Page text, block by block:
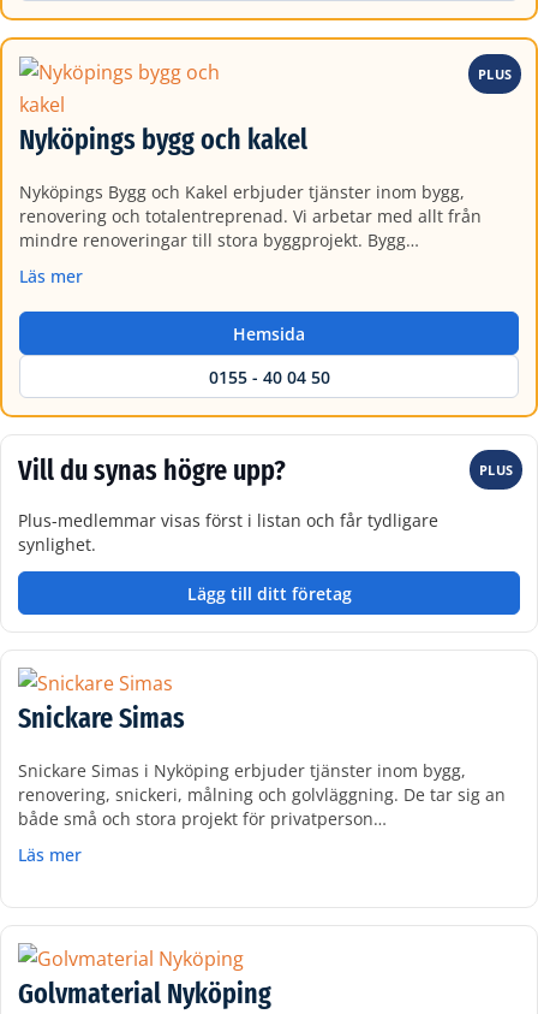
Nyköpings bygg och kakel
PLUS
Nyköpings Bygg och Kakel erbjuder tjänster inom bygg,
renovering och totalentreprenad. Vi arbetar med allt från
mindre renoveringar till stora byggprojekt. Bygg…
Läs mer
Hemsida
0155 - 40 04 50
Vill du synas högre upp? PLUS
Plus-medlemmar visas först i listan och får tydligare
synlighet.
Lägg till ditt företag
Snickare Simas
Snickare Simas i Nyköping erbjuder tjänster inom bygg,
renovering, snickeri, målning och golvläggning. De tar sig an
både små och stora projekt för privatperson…
Läs mer
Golvmaterial Nyköping